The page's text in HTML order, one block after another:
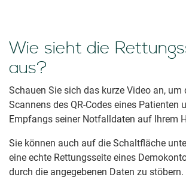
Wie sieht die
aus?
Schauen Sie sich das kurze Video an, um
Scannens des QR-Codes eines Patienten
Empfangs seiner Notfalldaten auf Ihrem
Sie können auch auf die Schaltfläche
eine echte Rettungsseite eines
durch die angegebenen Daten zu stöbern.